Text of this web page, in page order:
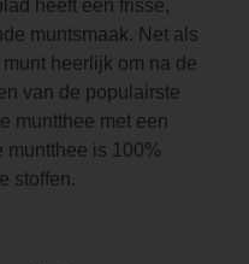
heeft een frisse,
muntsmaak. Net als
heerlijk om na de
van de populairste
muntthee met een
muntthee is 100%
stoffen.